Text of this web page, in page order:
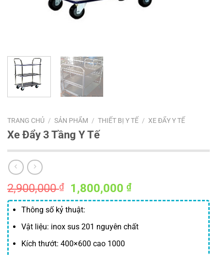
TRANG CHỦ / SẢN PHẨM / THIẾT BỊ Y TẾ / XE ĐẨY Y TẾ
Xe Đẩy 3 Tầng Y Tế
2,900,000₫
Giá
gốc
là:
2,900,000 ₫.
1,800,000₫Giá
hiện
là:
Thông số kỷ thuật:
Vật liệu: inox sus 201 nguyên chất
Kích thướt: 400×600 cao 1000